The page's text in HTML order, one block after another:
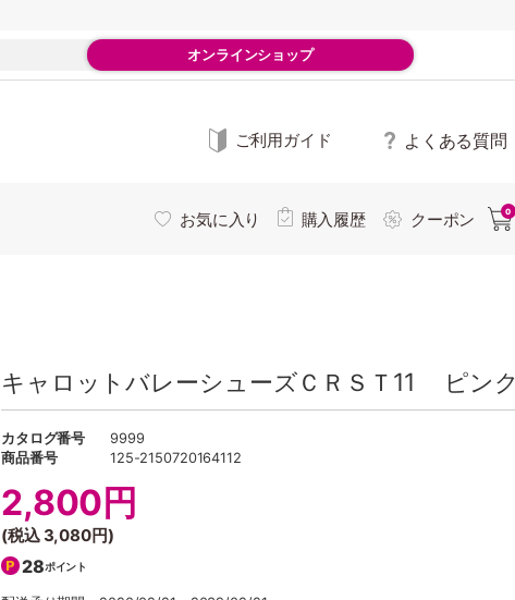
オンラインショップ
ご利用ガイド よくある質問
お気に入り 購入履歴 クーポン 0
キャロットバレーシューズＣＲＳＴ11 ピンク
カタログ番号
9999
商品番号
125-2150720164112
2,800円
(税込 3,080円)
28ポイント